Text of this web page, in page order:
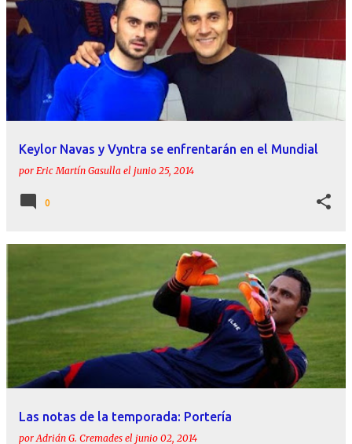
Keylor Navas y Vyntra se enfrentarán en el Mundial
por Eric Martín Gasulla el junio 25, 2014
0
Las notas de la temporada: Portería
porAdrián G. Cremades el junio 02, 2014